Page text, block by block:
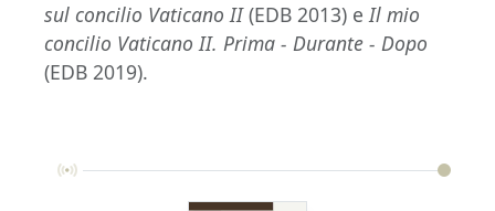
sul concilio Vaticano II(EDB 2013) eIl mio
concilio Vaticano II. Prima - Durante - Dopo
(EDB 2019).